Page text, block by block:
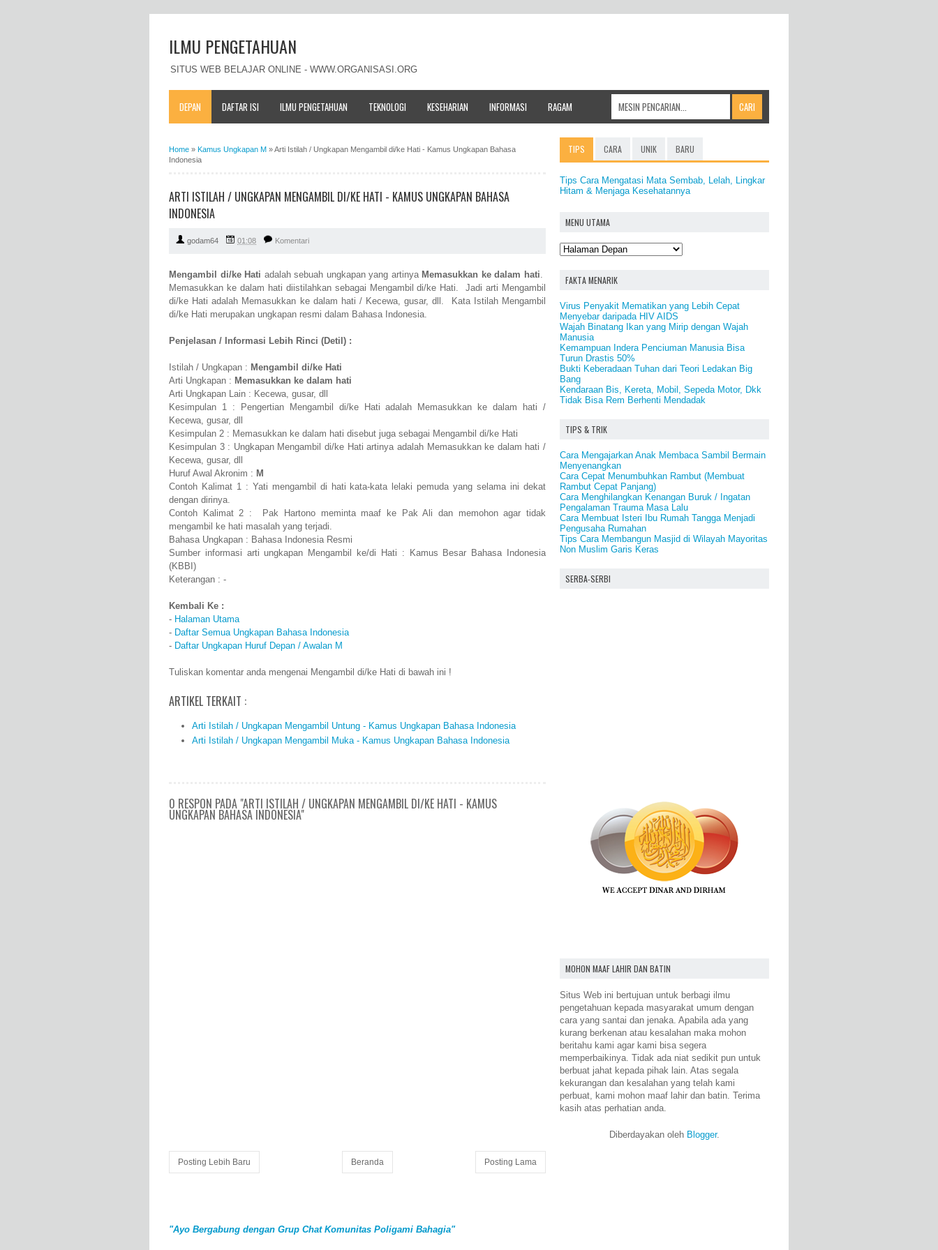
ILMU PENGETAHUAN
SITUS WEB BELAJAR ONLINE - WWW.ORGANISASI.ORG
DEPAN DAFTAR ISI ILMU PENGETAHUAN TEKNOLOGI KESEHARIAN INFORMASI RAGAM
Home » Kamus Ungkapan M »Arti Istilah / Ungkapan Mengambil di/ke Hati - Kamus Ungkapan Bahasa
Indonesia
ARTI ISTILAH / UNGKAPAN MENGAMBIL DI/KE HATI - KAMUS UNGKAPAN BAHASA
INDONESIA
godam64 01:08 Komentari
Mengambil di/ke Hati adalah sebuah ungkapan yang artinya Memasukkan ke dalam hati.
Memasukkan ke dalam hati diistilahkan sebagai Mengambil di/ke Hati. Jadi arti Mengambil
di/ke Hati adalah Memasukkan ke dalam hati / Kecewa, gusar, dll. Kata Istilah Mengambil
di/ke Hati merupakan ungkapan resmi dalam Bahasa Indonesia.
Penjelasan / Informasi Lebih Rinci (Detil) :
Istilah / Ungkapan : Mengambil di/ke Hati
Arti Ungkapan : Memasukkan ke dalam hati
Arti Ungkapan Lain : Kecewa, gusar, dll
Kesimpulan 1 : Pengertian Mengambil di/ke Hati adalah Memasukkan ke dalam hati /
Kecewa, gusar, dll
Kesimpulan 2 : Memasukkan ke dalam hati disebut juga sebagai Mengambil di/ke Hati
Kesimpulan 3 : Ungkapan Mengambil di/ke Hati artinya adalah Memasukkan ke dalam hati /
Kecewa, gusar, dll
Huruf Awal Akronim : M
Contoh Kalimat 1 : Yati mengambil di hati kata-kata lelaki pemuda yang selama ini dekat
dengan dirinya.
Contoh Kalimat 2 : Pak Hartono meminta maaf ke Pak Ali dan memohon agar tidak
mengambil ke hati masalah yang terjadi.
Bahasa Ungkapan : Bahasa Indonesia Resmi
Sumber informasi arti ungkapan Mengambil ke/di Hati : Kamus Besar Bahasa Indonesia
(KBBI)
Keterangan : -
Kembali Ke :
- Halaman Utama
- Daftar Semua Ungkapan Bahasa Indonesia
- Daftar Ungkapan Huruf Depan / Awalan M
Tuliskan komentar anda mengenai Mengambil di/ke Hati di bawah ini !
ARTIKEL TERKAIT :
Arti Istilah / Ungkapan Mengambil Untung - Kamus Ungkapan Bahasa Indonesia
Arti Istilah / Ungkapan Mengambil Muka - Kamus Ungkapan Bahasa Indonesia
0 RESPON PADA "ARTI ISTILAH / UNGKAPAN MENGAMBIL DI/KE HATI - KAMUS
UNGKAPAN BAHASA INDONESIA"
Posting Lebih Baru Posting Lama
Beranda
"Ayo Bergabung dengan Grup Chat Komunitas Poligami Bahagia"
TIPS CARA UNIK BARU
Tips Cara Mengatasi Mata Sembab, Lelah, Lingkar
Hitam & Menjaga Kesehatannya
MENU UTAMA
FAKTA MENARIK
Virus Penyakit Mematikan yang Lebih Cepat
Menyebar daripada HIV AIDS
Wajah Binatang Ikan yang Mirip dengan Wajah
Manusia
Kemampuan Indera Penciuman Manusia Bisa
Turun Drastis 50%
Bukti Keberadaan Tuhan dari Teori Ledakan Big
Bang
Kendaraan Bis, Kereta, Mobil, Sepeda Motor, Dkk
Tidak Bisa Rem Berhenti Mendadak
TIPS & TRIK
Cara Mengajarkan Anak Membaca Sambil Bermain
Menyenangkan
Cara Cepat Menumbuhkan Rambut (Membuat
Rambut Cepat Panjang)
Cara Menghilangkan Kenangan Buruk / Ingatan
Pengalaman Trauma Masa Lalu
Cara Membuat Isteri Ibu Rumah Tangga Menjadi
Pengusaha Rumahan
Tips Cara Membangun Masjid di Wilayah Mayoritas
Non Muslim Garis Keras
SERBA-SERBI
MOHON MAAF LAHIR DAN BATIN
Situs Web ini bertujuan untuk berbagi ilmu
pengetahuan kepada masyarakat umum dengan
cara yang santai dan jenaka. Apabila ada yang
kurang berkenan atau kesalahan maka mohon
beritahu kami agar kami bisa segera
memperbaikinya. Tidak ada niat sedikit pun untuk
berbuat jahat kepada pihak lain. Atas segala
kekurangan dan kesalahan yang telah kami
perbuat, kami mohon maaf lahir dan batin. Terima
kasih atas perhatian anda.
Diberdayakan oleh Blogger.